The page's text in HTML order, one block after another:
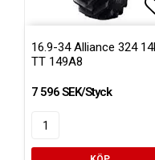
16.9-34 Alliance 324
TT 149A8
7 596 SEK/Styck